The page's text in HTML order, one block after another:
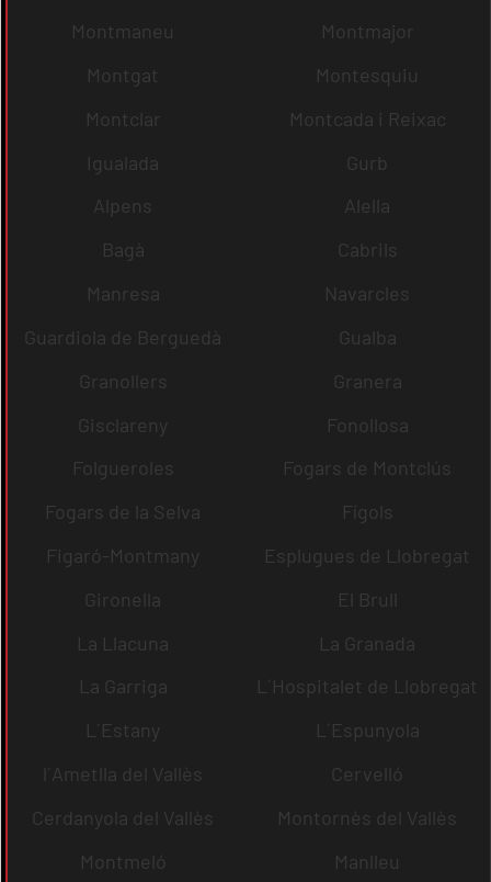
Montmaneu
Montmajor
Montgat
Montesquiu
Montclar
Montcada i Reixac
Igualada
Gurb
Alpens
Alella
Bagà
Cabrils
Manresa
Navarcles
Guardiola de Berguedà
Gualba
Granollers
Granera
Gisclareny
Fonollosa
Folgueroles
Fogars de Montclús
Fogars de la Selva
Fígols
Figaró-Montmany
Esplugues de Llobregat
Gironella
El Brull
La Llacuna
La Granada
La Garriga
L´Hospitalet de Llobregat
L´Estany
L´Espunyola
l´Ametlla del Vallès
Cervelló
Cerdanyola del Vallès
Montornès del Vallès
Montmeló
Manlleu